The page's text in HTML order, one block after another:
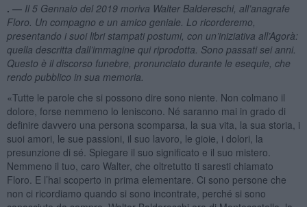
. — Il 5 Gennaio del 2019 moriva Walter Baldereschi, all’anagrafe
Floro. Un compagno e un amico geniale. Lo ricorderemo,
presentando i suoi libri stampati postumi, con un’iniziativa all’Agorà:
quella descritta dall’immagine qui riprodotta. Sono passati sei anni.
Questo è il discorso funebre, pronunciato durante le esequie, che
rendo pubblico in sua memoria.
«Tutte le parole che si possono dire sono niente. Non colmano il
dolore, forse nemmeno lo leniscono. Né saranno mai in grado di
definire davvero una persona scomparsa, la sua vita, la sua storia, i
suoi amori, le sue passioni, il suo lavoro, le gioie, i dolori, la
presunzione di sé. Spiegare il suo significato e il suo mistero.
Nemmeno il tuo, caro Walter, che oltretutto ti saresti chiamato
Floro. E l’hai scoperto in prima elementare. Ci sono persone che
non ci ricordiamo quando si sono incontrate, perché si sono